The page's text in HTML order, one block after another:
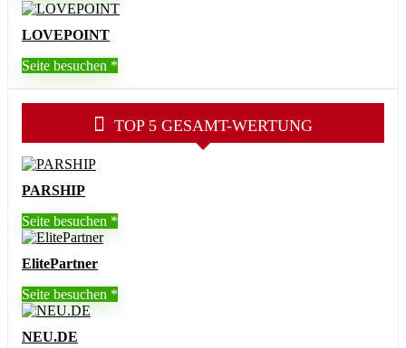
LOVEPOINT
Seite besuchen
TOP 5 GESAMT-WERTUNG
PARSHIP
Seite besuchen
ElitePartner
Seite besuchen
NEU.DE